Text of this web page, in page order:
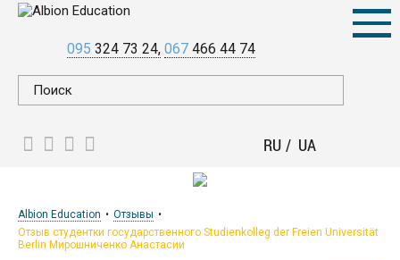
095 324 73 24 067 466 44 74
RU UA
Albion Education
Отзывы
Отзыв студентки государственного Studienkolleg der Freien Universität
Berlin Мирошниченко Анастасии